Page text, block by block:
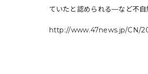
ていたと認められる—など不自
http://www.47news.jp/CN/